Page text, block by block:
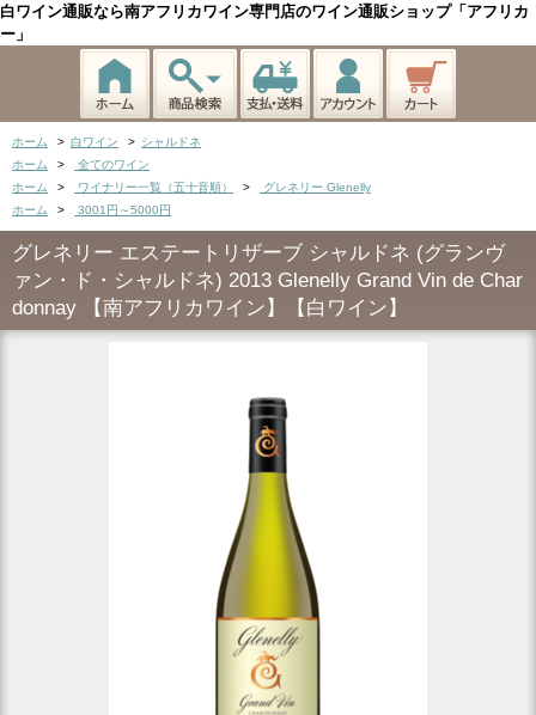
白ワイン通販なら南アフリカワイン専門店のワイン通販ショップ「アフリカ
ー」
ホーム > 白ワイン > シャルドネ
ホーム
>
全てのワイン
ホーム
> ワイナリー一覧（五十音順） >
グレネリー Glenelly
ホーム
> 3001円～5000円
グレネリー エステートリザーブ シャルドネ (グランヴ
ァン・ド・シャルドネ) 2013 Glenelly Grand Vin de Char
donnay 【南アフリカワイン】【白ワイン】